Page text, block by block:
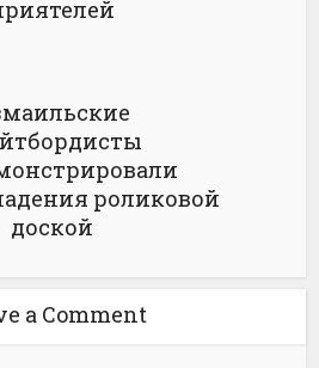
роликовой
доской
a Comment